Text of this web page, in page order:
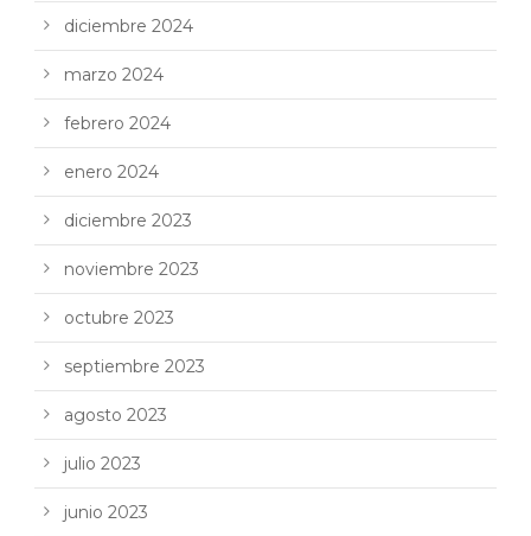
diciembre 2024
marzo 2024
febrero 2024
enero 2024
diciembre 2023
noviembre 2023
octubre 2023
septiembre 2023
agosto 2023
julio 2023
junio 2023